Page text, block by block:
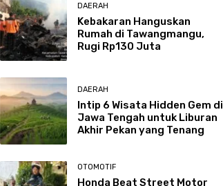
DAERAH
Kebakaran Hanguskan
Rumah di Tawangmangu,
Rugi Rp130 Juta
DAERAH
Intip 6 Wisata Hidden Gem di
Jawa Tengah untuk Liburan
Akhir Pekan yang Tenang
OTOMOTIF
Honda Beat Street Motor